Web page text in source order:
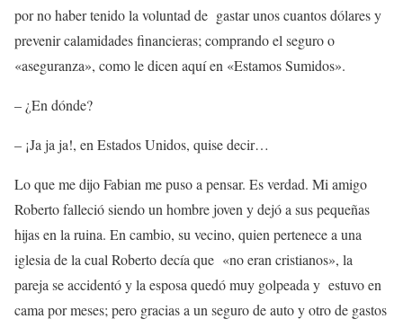
por no haber tenido la voluntad de gastar unos cuantos dólares y
prevenir calamidades financieras; comprando el seguro o
«aseguranza», como le dicen aquí en «Estamos Sumidos».
– ¿En dónde?
– ¡Ja ja ja!, en Estados Unidos, quise decir…
Lo que me dijo Fabian me puso a pensar. Es verdad. Mi amigo
Roberto falleció siendo un hombre joven y dejó a sus pequeñas
hijas en la ruina. En cambio, su vecino, quien pertenece a una
iglesia de la cual Roberto decía que «no eran cristianos», la
pareja se accidentó y la esposa quedó muy golpeada y estuvo en
cama por meses; pero gracias a un seguro de auto y otro de gastos